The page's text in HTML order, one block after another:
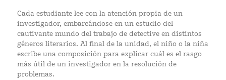
Cada estudiante lee con la atención propia de un
investigador, embarcándose en un estudio del
cautivante mundo del trabajo de detective en distintos
géneros literarios. Al final de la unidad, el niño o la niña
escribe una composición para explicar cuál es el rasgo
más útil de un investigador en la resolución de
problemas.